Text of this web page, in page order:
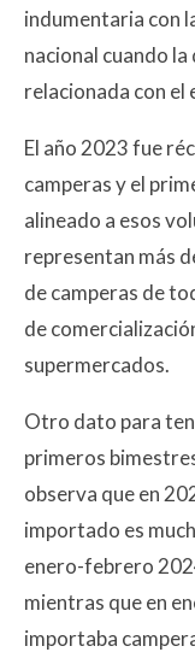
indumentaria con
nacional cuando
relacionada con el
El año 2023 fue
camperas y el
alineado a esos
representan más
de camperas de
de
supermercados.
Otro dato para
primeros
observa que en
importado es
enero-febrero
mientras que en
importaba